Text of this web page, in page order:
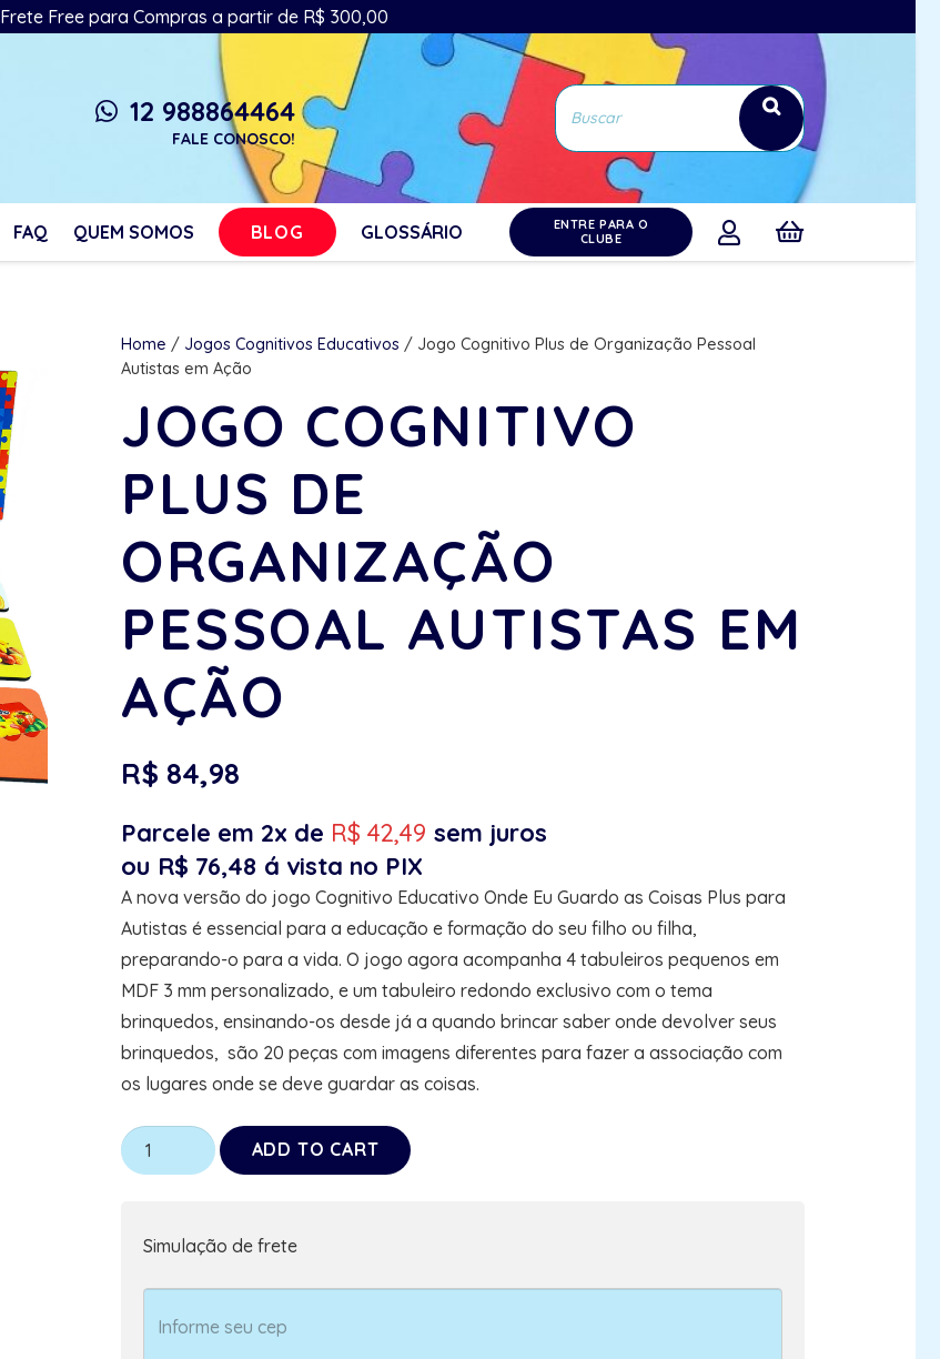
Frete Free para Compras a partir de R$ 300,00
whatsapp 12 988864464
FALE CONOSCO!
FAQ QUEM SOMOS BLOG GLOSSÁRIO
ENTRE PARA O
CLUBE
Home / Jogos Cognitivos Educativos / Jogo Cognitivo Plus de Organização Pessoal
Autistas em Ação
JOGO COGNITIVO
PLUS DE
ORGANIZAÇÃO
PESSOAL AUTISTAS EM
AÇÃO
R$ 84,98
Parcele em 2x de R$ 42,49 sem juros
ou R$ 76,48 á vista no PIX
A nova versão do jogo Cognitivo Educativo Onde Eu Guardo as Coisas Plus para
Autistas é essencial para a educação e formação do seu filho ou filha,
preparando-o para a vida. O jogo agora acompanha 4 tabuleiros pequenos em
MDF 3 mm personalizado, e um tabuleiro redondo exclusivo com o tema
brinquedos, ensinando-os desde já a quando brincar saber onde devolver seus
brinquedos, são 20 peças com imagens diferentes para fazer a associação com
os lugares onde se deve guardar as coisas.
Jogo
Cognitivo
Pessoal
Autistas
ADD TO CART
Simulação de frete